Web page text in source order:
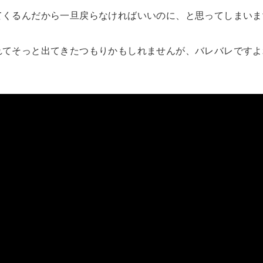
るんだから一旦戻らなければいいのに、と思ってしまいま
そっと出てきたつもりかもしれませんが、バレバレです